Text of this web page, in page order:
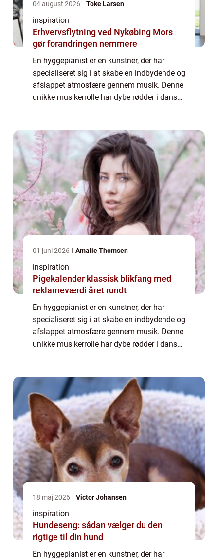
04 august 2026 Toke Larsen
inspiration
Erhvervsflytning ved Nykøbing Mors
gør forandringen nemmere
En hyggepianist er en kunstner, der har
specialiseret sig i at skabe en indbydende og
afslappet atmosfære gennem musik. Denne
unikke musikerrolle har dybe rødder i dansk
01 juni 2026 Amalie Thomsen
inspiration
Pigekalender klassisk blikfang med
reklameværdi året rundt
En hyggepianist er en kunstner, der har
specialiseret sig i at skabe en indbydende og
afslappet atmosfære gennem musik. Denne
unikke musikerrolle har dybe rødder i dansk
18 maj 2026 Victor Johansen
inspiration
Hundeseng: sådan vælger du den
rigtige til din hund
En hyggepianist er en kunstner, der har